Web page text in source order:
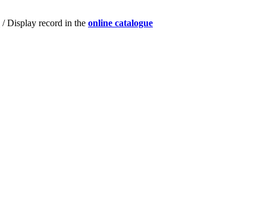
/ Display record in the online catalogue